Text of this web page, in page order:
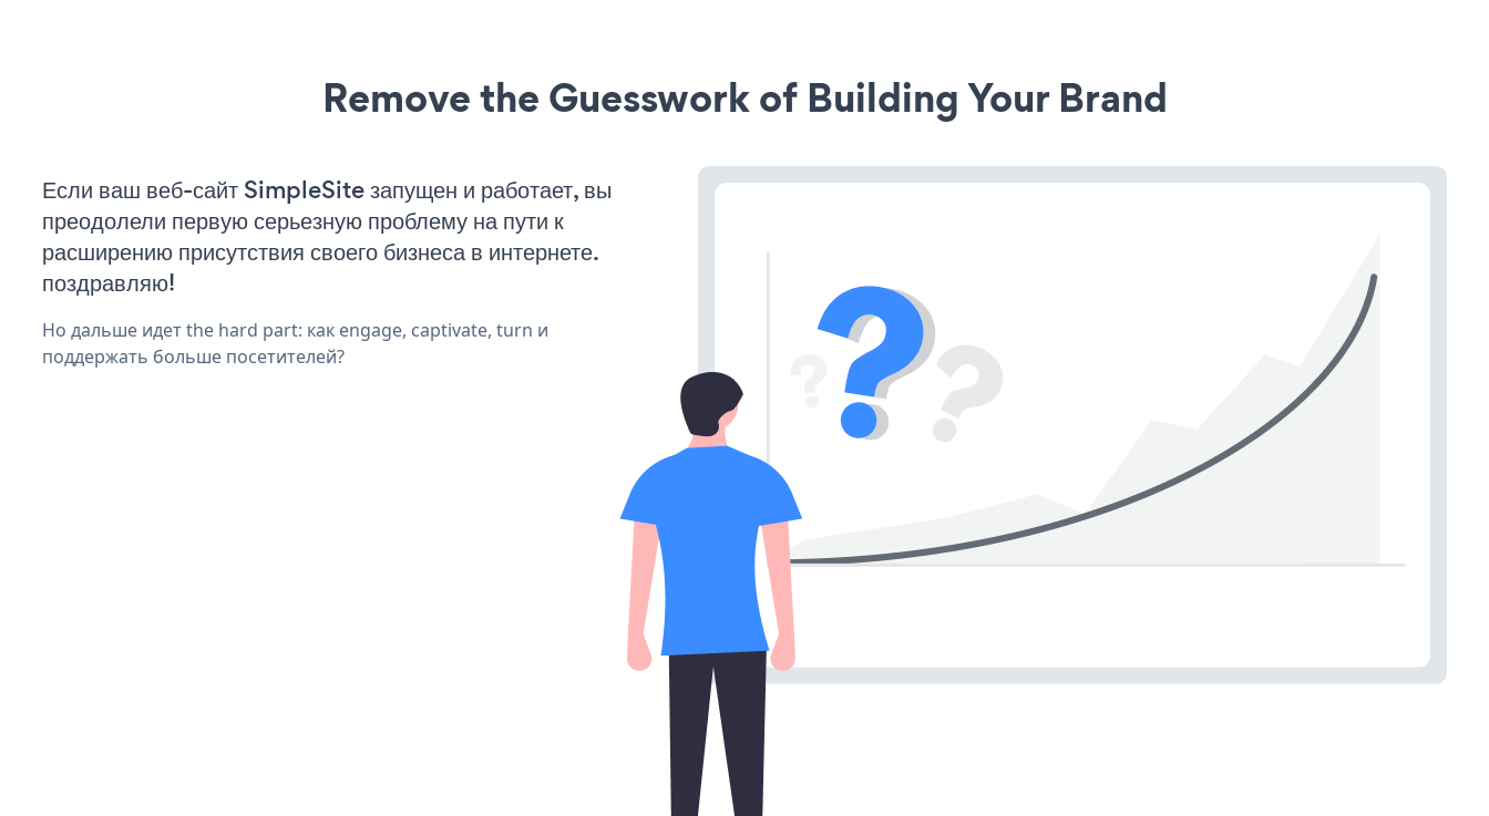
Remove the Guesswork of Building Your Brand
Если ваш веб-сайт SimpleSite запущен и работает, вы
преодолели первую серьезную проблему на пути к
расширению присутствия своего бизнеса в интернете.
поздравляю!
Но дальше идет the hard part: как engage, captivate, turn и
поддержать больше посетителей?